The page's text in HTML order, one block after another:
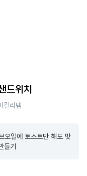
드위치
컬리템
오일에 토스트만 해도 맛
들기